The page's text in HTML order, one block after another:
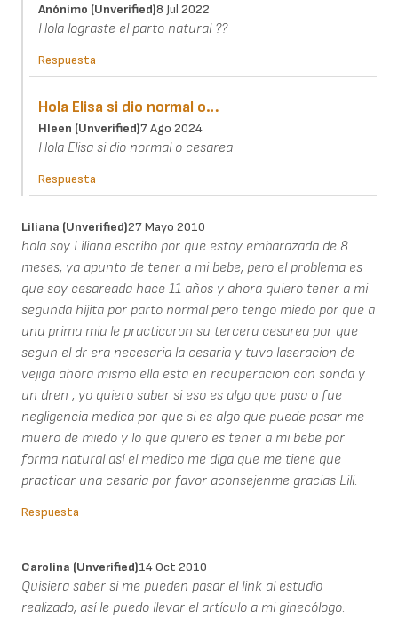
Anónimo (unverified)8 Jul 2022
Hola lograste el parto natural ??
Respuesta
Hola Elisa si dio normal o…
Hleen (unverified)7 Ago 2024
Hola Elisa si dio normal o cesarea
Respuesta
Liliana (unverified)27 Mayo 2010
hola soy Liliana escribo por que estoy embarazada de 8
meses, ya apunto de tener a mi bebe, pero el problema es
que soy cesareada hace 11 años y ahora quiero tener a mi
segunda hijita por parto normal pero tengo miedo por que a
una prima mia le practicaron su tercera cesarea por que
segun el dr era necesaria la cesaria y tuvo laseracion de
vejiga ahora mismo ella esta en recuperacion con sonda y
un dren , yo quiero saber si eso es algo que pasa o fue
negligencia medica por que si es algo que puede pasar me
muero de miedo y lo que quiero es tener a mi bebe por
forma natural así el medico me diga que me tiene que
practicar una cesaria por favor aconsejenme gracias Lili.
Respuesta
Carolina (unverified)14 Oct 2010
Quisiera saber si me pueden pasar el link al estudio
realizado, así le puedo llevar el artículo a mi ginecólogo.